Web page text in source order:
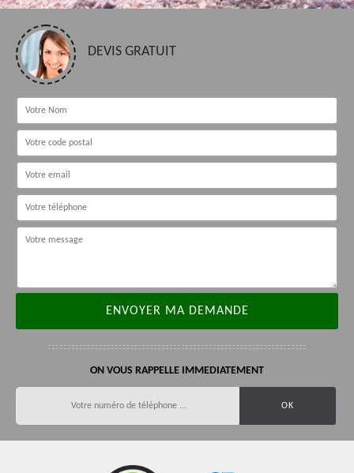
DEVIS GRATUIT
ON VOUS RAPPELLE IMMEDIATEMENT